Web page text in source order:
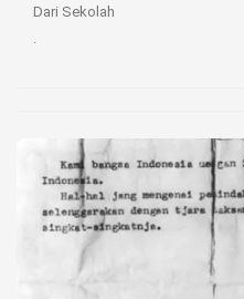
Hukum
Life Style
Profil
Dari Sekolah